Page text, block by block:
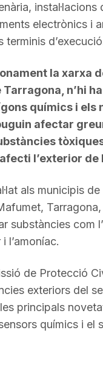
electrònics i
la xarxa
n’hi
químics i
afectar
l’exterior de
als municipis
substàncies com
l’amoníac.
de Protecció
exteriors del
principals
químics i el